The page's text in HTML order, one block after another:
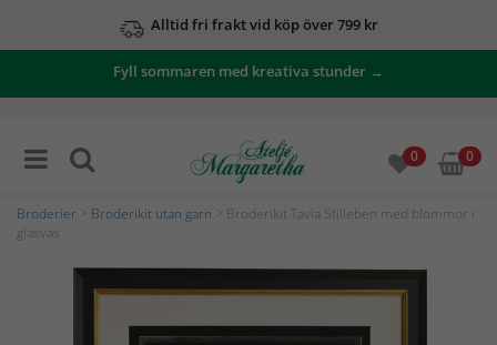
Alltid fri frakt vid köp över 799 kr
Fyll sommaren med kreativa stunder →
0 0
Broderier Broderikit utan garn > Broderikit Tavla Stilleben med blommor i
glasvas